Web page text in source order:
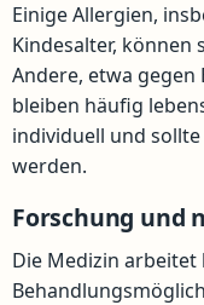
Einige Allergien,
Kindesalter, können
Andere, etwa gegen
bleiben häufig
individuell und
werden.
Forschung und
Die Medizin